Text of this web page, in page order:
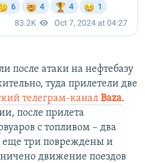
после атаки на нефтебазу
туда прилетели две
телеграм-канал Baza.
после прилета
с топливом – два
еще три повреждены и
движение поездов